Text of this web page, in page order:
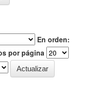
En orden:
por página